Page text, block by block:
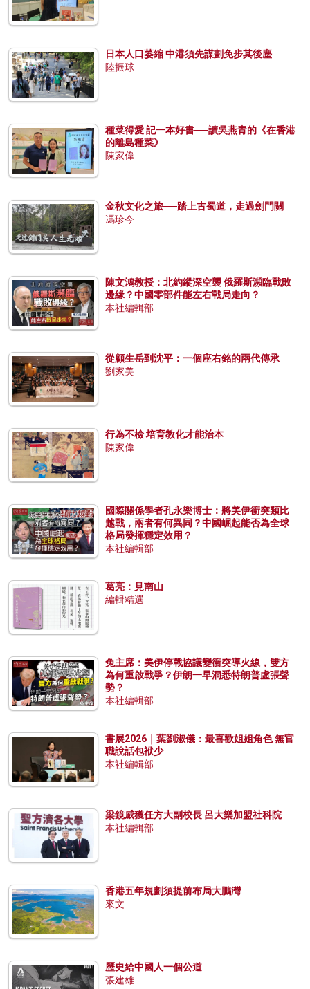
日本人口萎縮 中港須先謀劃免步其後塵
陸振球
種菜得愛 記一本好書──讀吳燕青的《在香港
的離島種菜》
陳家偉
金秋文化之旅──踏上古蜀道，走過劍門關
馮珍今
陳文鴻教授：北約縱深空襲 俄羅斯瀕臨戰敗
邊緣？中國零部件能左右戰局走向？
本社編輯部
從顧生岳到沈平：一個座右銘的兩代傳承
劉家美
行為不檢 培育教化才能治本
陳家偉
國際關係學者孔永樂博士：將美伊衝突類比
越戰，兩者有何異同？中國崛起能否為全球
格局發揮穩定效用？
本社編輯部
葛亮：見南山
編輯精選
兔主席：美伊停戰協議變衝突導火線，雙方
為何重啟戰爭？伊朗一早洞悉特朗普虛張聲
勢？
本社編輯部
書展2026｜葉劉淑儀：最喜歡姐姐角色 無官
職說話包袱少
本社編輯部
梁鏡威獲任方大副校長 呂大樂加盟社科院
本社編輯部
香港五年規劃須提前布局大鵬灣
來文
歷史給中國人一個公道
張建雄